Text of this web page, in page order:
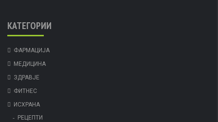
КАТЕГОРИИ
ФАРМАЦИЈА
МЕДИЦИНА
ЗДРАВЈЕ
ФИТНЕС
ИСХРАНА
РЕЦЕПТИ